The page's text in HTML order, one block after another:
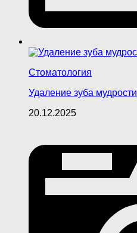
Стоматология
Удаление зуба мудрости
20.12.2025